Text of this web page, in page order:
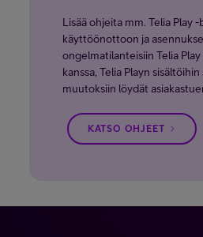
Lisää ohjeita mm. Telia Play -
käyttöönottoon ja
ongelmatilanteisiin Telia
kanssa, Telia Playn
muutoksiin löydät
KATSO OHJEET